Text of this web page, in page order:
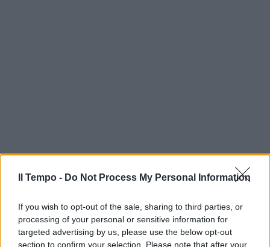
Il Tempo - Do Not Process My Personal Information
If you wish to opt-out of the sale, sharing to third parties, or
processing of your personal or sensitive information for
targeted advertising by us, please use the below opt-out
section to confirm your selection. Please note that after your